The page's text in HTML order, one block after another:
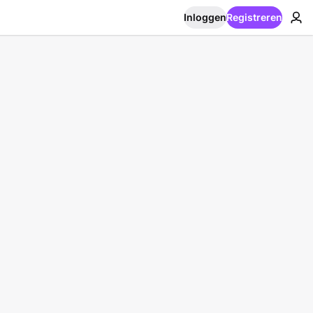
InloggenRegistreren